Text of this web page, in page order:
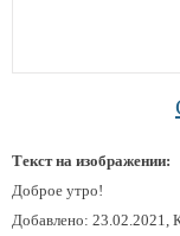
Текст на изображении:
Доброе утро!
Добавлено: 23.02.2021,